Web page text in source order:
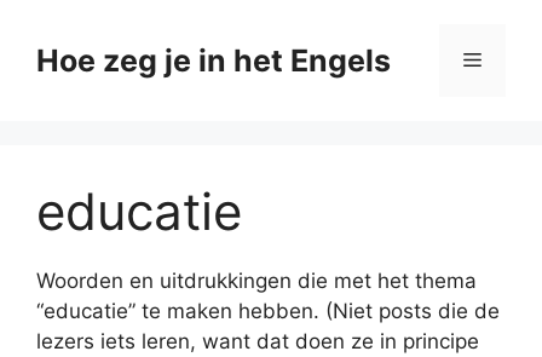
naarHoe zeg je in het Engels Menu
educatie
Woorden en uitdrukkingen die met het thema
“educatie” te maken hebben. (Niet posts die de
lezers iets leren, want dat doen ze in principe